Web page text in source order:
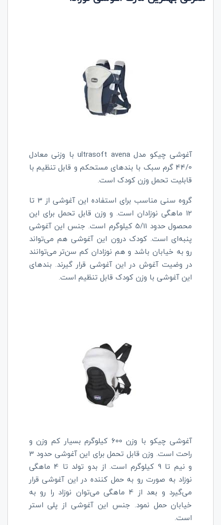
آغوشی چیکو مدلultrasoft avena با وزنی معادل
44/0 گرم سبک با بندهای مستحکم و قابل تنظیم با
قابلیت تحمل وزن کودک است.
گروه سنی مناسب برای استفاده این آغوشی از 3 تا
12 ماهگی نوزادان است. و وزن قابل تحمل برای این
محصول حدود 5/11 کیلوگرم است. جنس این آغوشی
پنبه‌ای است. کودک درون این آغوشی هم می‌تواند
رو به خیابان باشد و هم نوزادان کم سن‌تر می‌توانند
در وضیت آغوش در این آغوشی قرار گیرند. بندهای
این آغوشی با وزن کودک قابل تنظیم است.
آغوشی چیکو با وزن 600 کیلوگرم بسیار کم وزن و
راحت است. وزن قابل تحمل برای این آغوشی حدود 3
و نیم تا 9 کیلوگرم است. از بدو تولد تا 4 ماهگی
نوزاد به صورت رو به حمل کننده در این آغوشی قرار
می‌گیرد و بعد از 4 ماهگی می‌توان نوزاد را رو به
خیابان حمل نمود. جنس این آغوشی از پلی استر
است.